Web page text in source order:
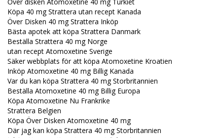
Köpa 40 mg Strattera utan recept Kanada
Över Disken 40 mg Strattera Inköp
Bästa apotek att köpa Strattera Danmark
Beställa Strattera 40 mg Norge
utan recept Atomoxetine Sverige
Säker webbplats för att köpa Atomoxetine Kroatien
Inköp Atomoxetine 40 mg Billig Kanada
Var du kan köpa Strattera 40 mg Storbritannien
Beställa Atomoxetine 40 mg Billig Europa
Köpa Atomoxetine Nu Frankrike
Strattera Belgien
Köpa Över Disken Atomoxetine 40 mg
Där jag kan köpa Strattera 40 mg Storbritannien